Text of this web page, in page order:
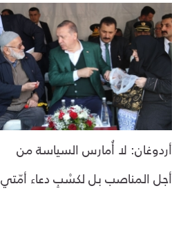
أردوغان: لا أُمارس السياسة من
أجل المناصب بل لكسْبِ دعاء أمّتي